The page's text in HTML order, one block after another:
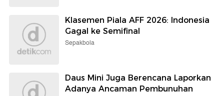
Klasemen Piala AFF 2026: Indonesia
Gagal ke Semifinal
Sepakbola
Daus Mini Juga Berencana Laporkan
Adanya Ancaman Pembunuhan